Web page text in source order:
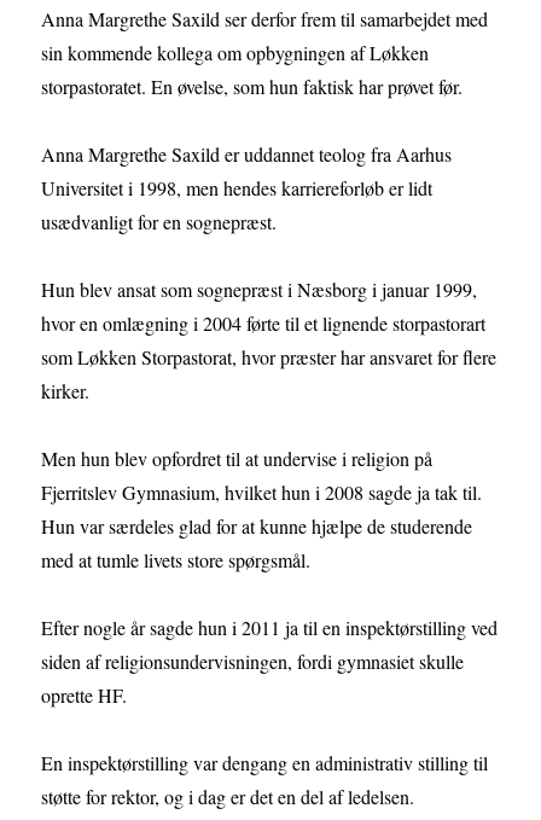
Anna Margrethe Saxild ser derfor frem til samarbejdet med
sin kommende kollega om opbygningen af Løkken
storpastoratet. En øvelse, som hun faktisk har prøvet før.
Anna Margrethe Saxild er uddannet teolog fra Aarhus
Universitet i 1998, men hendes karriereforløb er lidt
usædvanligt for en sognepræst.
Hun blev ansat som sognepræst i Næsborg i januar 1999,
hvor en omlægning i 2004 førte til et lignende storpastorart
som Løkken Storpastorat, hvor præster har ansvaret for flere
kirker.
Men hun blev opfordret til at undervise i religion på
Fjerritslev Gymnasium, hvilket hun i 2008 sagde ja tak til.
Hun var særdeles glad for at kunne hjælpe de studerende
med at tumle livets store spørgsmål.
Efter nogle år sagde hun i 2011 ja til en inspektørstilling ved
siden af religionsundervisningen, fordi gymnasiet skulle
oprette HF.
En inspektørstilling var dengang en administrativ stilling til
støtte for rektor, og i dag er det en del af ledelsen.